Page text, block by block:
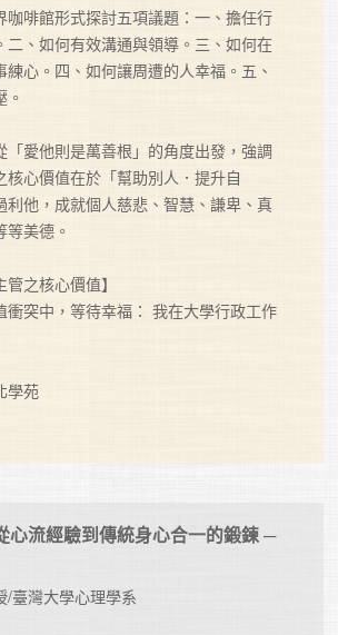
咖啡館形式探討五項議題：一、擔任行
二、如何有效溝通與領導。三、如何在
練心。四、如何讓周遭的人幸福。五、
「愛他則是萬善根」的角度出發，強調
核心價值在於「幫助別人．提升自
利他，成就個人慈悲、智慧、謙卑、真
美德。
之核心價值】
衝突中，等待幸福： 我在大學行政工作
學苑
心流經驗到傳統身心合一的鍛鍊 ─
/臺灣大學心理學系